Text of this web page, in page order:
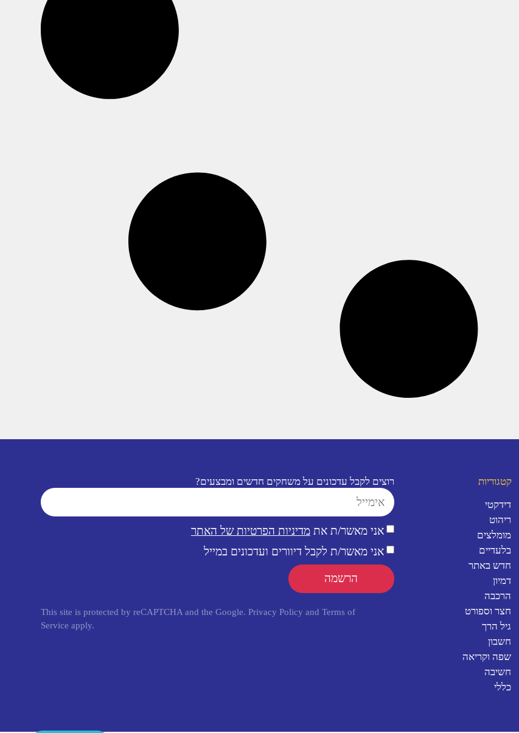
קטגוריות
דידקטי
ריהוט
מומלצים
בלעדיים
חדש באתר
דמיון
הרכבה
חצר וספורט
גיל הרך
חשבון
שפה וקריאה
חשיבה
כללי
רוצים לקבל עדכונים על משחקים חדשים ומבצעים?
אני מאשר/ת אתמדיניות הפרטיות של האתר
אני מאשר/ת לקבל דיוורים ועדכונים במייל
הרשמה
This site is protected by reCAPTCHA and the Google.Privacy Policy andTerms of
Service apply.